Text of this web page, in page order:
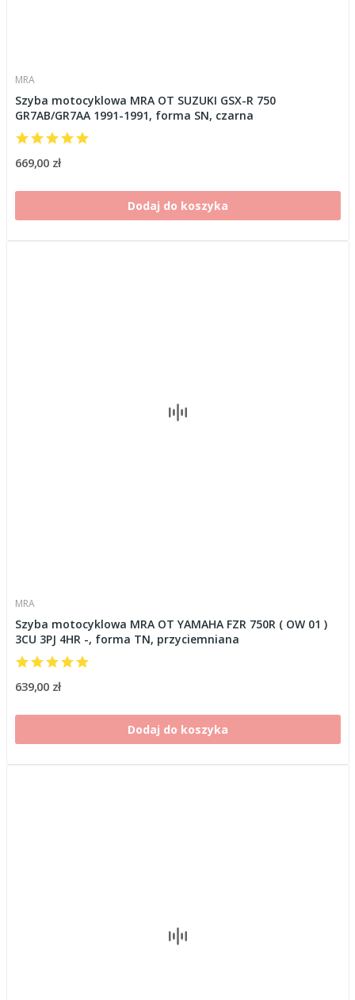
MRA
Szyba motocyklowa MRA OT SUZUKI GSX-R 750
GR7AB/GR7AA 1991-1991, forma SN, czarna
669,00 zł
Dodaj do koszyka
MRA
Szyba motocyklowa MRA OT YAMAHA FZR 750R ( OW 01 )
3CU 3PJ 4HR -, forma TN, przyciemniana
639,00 zł
Dodaj do koszyka